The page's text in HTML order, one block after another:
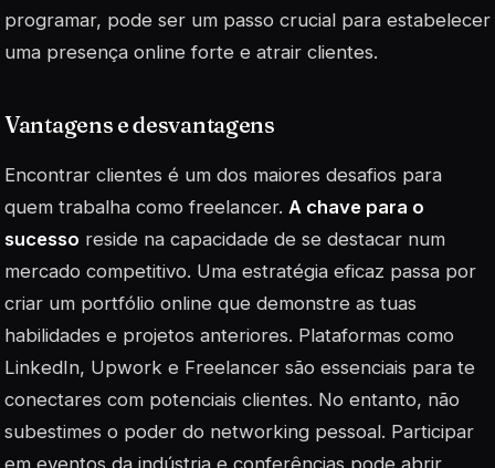
programar, pode ser um passo crucial para estabelecer
uma presença online forte e atrair clientes.
Vantagens e desvantagens
Encontrar clientes é um dos maiores desafios para
quem trabalha como freelancer. A chave para o
sucesso reside na capacidade de se destacar num
mercado competitivo. Uma estratégia eficaz passa por
criar um portfólio online que demonstre as tuas
habilidades e projetos anteriores. Plataformas como
LinkedIn, Upwork e Freelancer são essenciais para te
conectares com potenciais clientes. No entanto, não
subestimes o poder do networking pessoal. Participar
em eventos da indústria e conferências pode abrir